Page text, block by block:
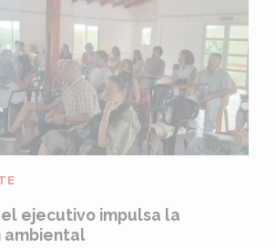
ejecutivo impulsa la
ambiental